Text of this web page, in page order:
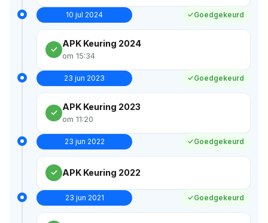
10 jul 2024 Goedgekeurd
APK Keuring 2024
om 15:34
23 jun 2023 Goedgekeurd
APK Keuring 2023
om 11:20
23 jun 2022 Goedgekeurd
APK Keuring 2022
23 jun 2021 Goedgekeurd